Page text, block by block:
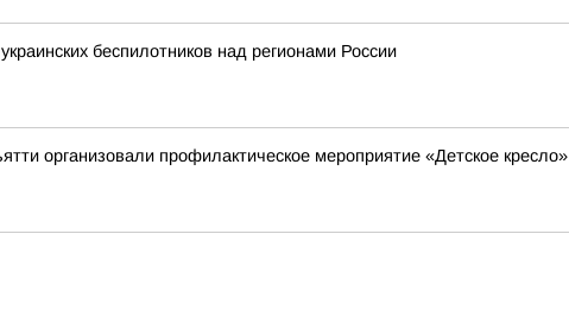
беспилотников над регионами России
организовали профилактическое мероприятие «Детское кресло»